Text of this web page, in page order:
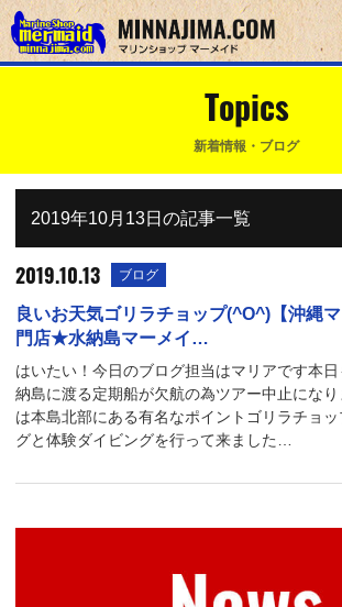
Topics
新着情報・ブログ
2019年10月13日の記事一覧
2019.10.13 ブログ
良いお天気ゴリラチョップ(^O^)【沖縄
門店★水納島マーメイ…
はいたい！今日のブログ担当はマリアです本
納島に渡る定期船が欠航の為ツアー中止にな
は本島北部にある有名なポイントゴリラチョ
グと体験ダイビングを行って来ました…